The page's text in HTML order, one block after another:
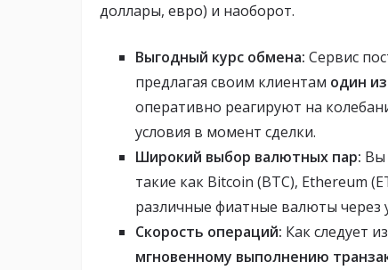
доллары, евро) и наоборот.
Выгодный курс обмена: Сервис
предлагая своим клиентам один
оперативно реагируют на
условия в момент сделки.
Широкий выбор валютных пар: Вы
такие как Bitcoin (BTC), Ethereum
различные фиатные валюты через
Скорость операций: Как следует
мгновенному выполнению